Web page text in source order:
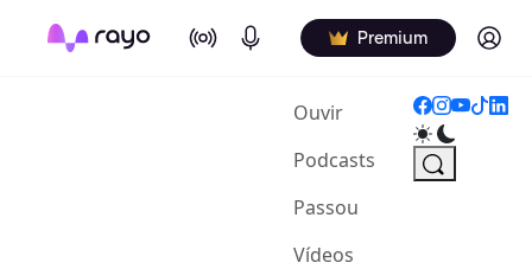
On Air Podcasts Premium Log in
Ouvir(current)
Podcasts
Passou
Vídeos